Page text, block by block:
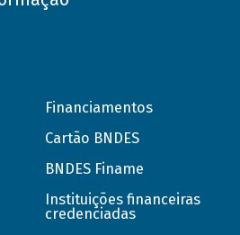
Financiamentos
Cartão BNDES
BNDES Finame
Instituições financeiras
credenciadas